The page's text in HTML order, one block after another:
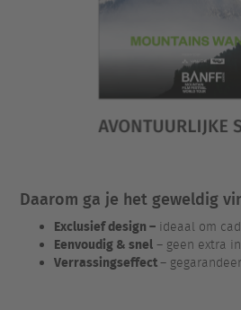
Daarom ga je het geweldig
Exclusief design – ideaal om
Eenvoudig & snel – geen extra
Verrassingseffect–